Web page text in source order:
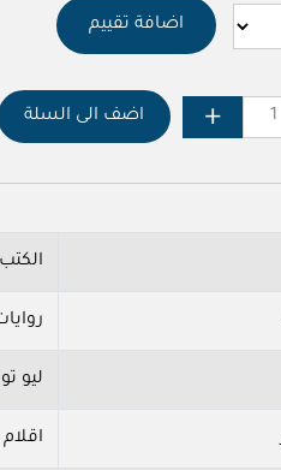
اضافة تقييم
اضف الى السلة
الكتب
ليو